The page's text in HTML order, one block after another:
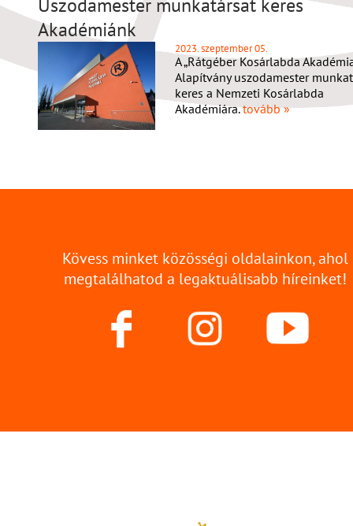
Uszodamester munkatársat keres
Akadémiánk
2023. szeptember 05.
A „Rátgéber Kosárlabda
Alapítvány uszodamester
keres a Nemzeti Kosárlabda
Akadémiára.tovább »
Kövess minket közösségi oldalainkon, ahol
megtalálhatod a legaktuálisabb híreinket!